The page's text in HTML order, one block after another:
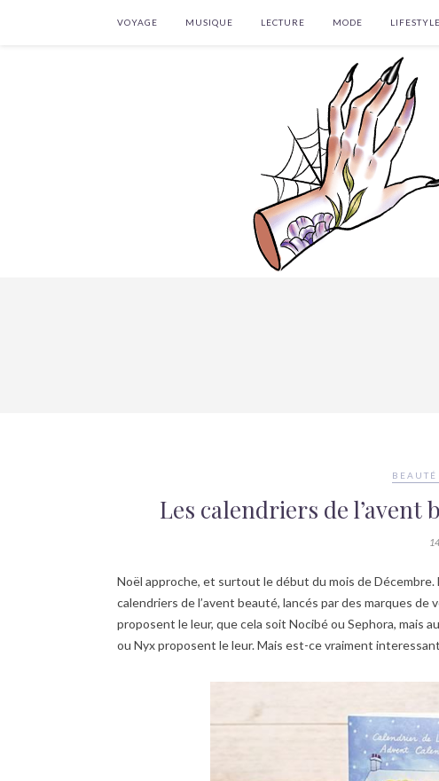
VOYAGE MUSIQUE LECTURE MODE LIFESTYLE
Les calendriers de l’avent
Noël approche, et surtout le début du mois de
calendriers de l’avent beauté, lancés par des marques
proposent le leur, que cela soit Nocibé ou Sephora, mais
ou Nyx proposent le leur. Mais est-ce vraiment